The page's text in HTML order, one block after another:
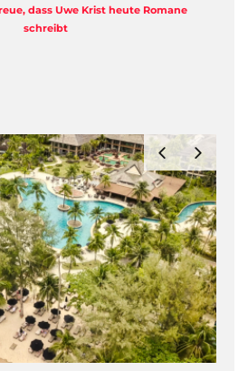
dass Uwe Krist heute Romane
schreibt